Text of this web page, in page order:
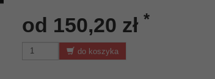
od 150,20 zł *
do koszyka